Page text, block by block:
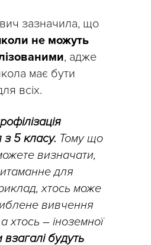
зазначила, що
не можуть
, адже
має бути
всіх.
з 5 класу. Тому що
визначати,
для
хтось може
вивчення
хтось – іноземної
будуть